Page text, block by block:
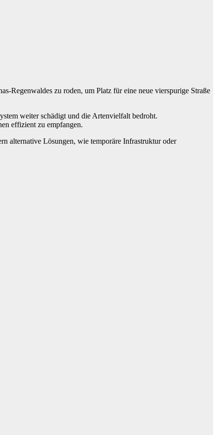
Regenwaldes zu roden, um Platz für eine neue vierspurige Straße
weiter schädigt und die Artenvielfalt bedroht.
effizient zu empfangen.
alternative Lösungen, wie temporäre Infrastruktur oder